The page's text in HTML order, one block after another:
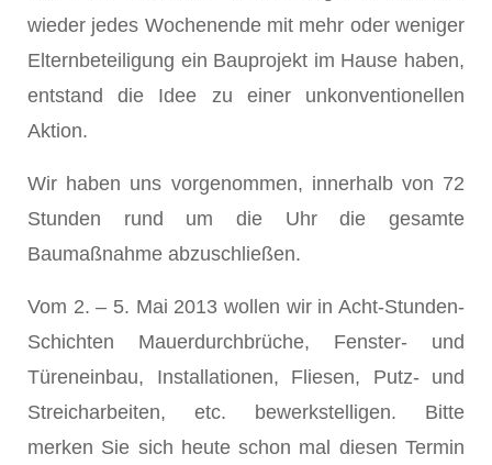
wieder jedes Wochenende mit mehr oder weniger
Elternbeteiligung ein Bauprojekt im Hause haben,
entstand die Idee zu einer unkonventionellen
Aktion.
Wir haben uns vorgenommen, innerhalb von 72
Stunden rund um die Uhr die gesamte
Baumaßnahme abzuschließen.
Vom 2. – 5. Mai 2013 wollen wir in Acht-Stunden-
Schichten Mauerdurchbrüche, Fenster- und
Türeneinbau, Installationen, Fliesen, Putz- und
Streicharbeiten, etc. bewerkstelligen. Bitte
merken Sie sich heute schon mal diesen Termin